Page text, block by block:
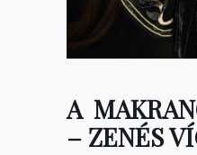
A
– ZENÉS